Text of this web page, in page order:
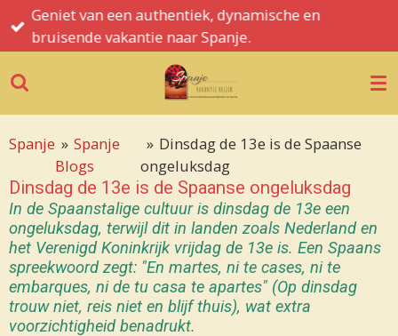
Ga
direct
de
Geniet van een authentiek, dynamische en
bruisende vakantie naar Spanje.
Spanje » Spanje
Blogs
» Dinsdag de 13e is de Spaanse
ongeluksdag
Dinsdag de 13e is de Spaanse ongeluksdag
In de Spaanstalige cultuur is dinsdag de 13e een
ongeluksdag, terwijl dit in landen zoals Nederland en
het Verenigd Koninkrijk vrijdag de 13e is. Een Spaans
spreekwoord zegt: "En martes, ni te cases, ni te
embarques, ni de tu casa te apartes" (Op dinsdag
trouw niet, reis niet en blijf thuis), wat extra
voorzichtigheid benadrukt.